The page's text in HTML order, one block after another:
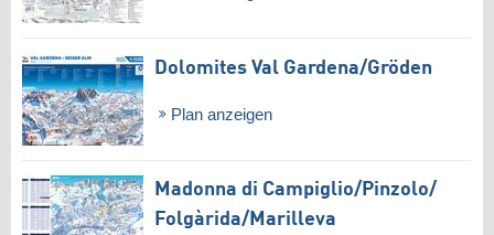
Dolomites Val Gardena/​Gröden
Plan anzeigen
Madonna di Campiglio/​Pinzolo/​
Folgàrida/​Marilleva